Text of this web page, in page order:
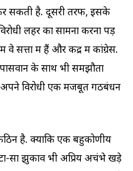
सकती है. दूसरी तरफ, इसके
लहर का सामना करना पड़
वे सत्ता में हैं और केंद्र में कांग्रेस.
के साथ भी समझौता
अपने विरोधी एक मजबूत गठबंधन
है. क्योंकि एक बहुकोणीय
सा झुकाव भी अप्रिय अचंभे खड़े